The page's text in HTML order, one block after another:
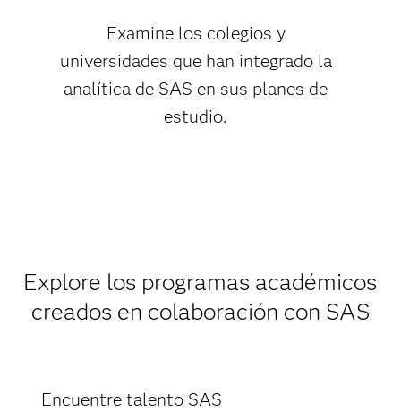
Examine los colegios y
universidades que han integrado la
analítica de SAS en sus planes de
estudio.
Explore los programas académicos
creados en colaboración con SAS
Encuentre talento SAS